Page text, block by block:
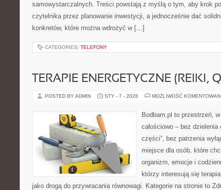
samowystarczalnych. Treści powstają z myślą o tym, aby krok
czytelnika przez planowanie inwestycji, a jednocześnie dać
konkretów, które można wdrożyć w […]
CATEGORIES: TELEFONY
TERAPIE ENERGETYCZNE (REIKI,
POSTED BY ADMIN STY - 7 - 2026 MOŻLIWOŚĆ
Bodbam.pl to przestrzeń,
całościowo – bez dzielenia
części”, bez patrzenia
miejsce dla osób, które
organizm, emocje i
którzy interesują się
jako drogą do przywracania równowagi. Kategorie na stronie to